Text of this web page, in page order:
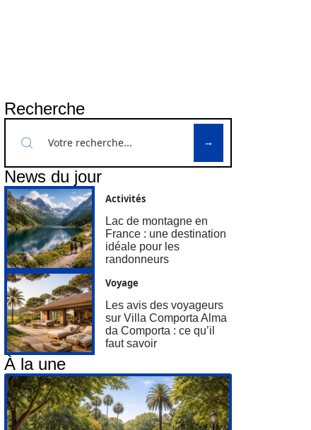
Recherche
News du jour
Activités
Lac de montagne en
France : une destination
idéale pour les
randonneurs
Voyage
Les avis des voyageurs
sur Villa Comporta Alma
da Comporta : ce qu’il
faut savoir
À la une